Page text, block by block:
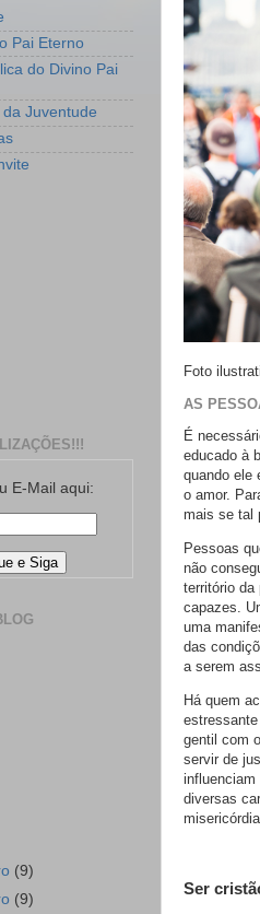
Foto
AS
É
educado à
quando ele
o amor.
mais se tal
Pessoas
não
território
capazes.
uma
das
a serem
Há quem
gentil com
servir de
influenciam
diversas
Ser
Pai Eterno
do Divino Pai
Juventude
E-Mail aqui:
(9)
(9)